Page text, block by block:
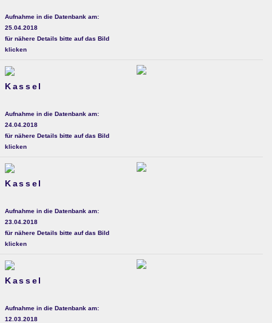
Aufnahme in die Datenbank am:
25.04.2018
für nähere Details bitte auf das Bild
klicken
Kassel
Aufnahme in die Datenbank am:
24.04.2018
für nähere Details bitte auf das Bild
klicken
Kassel
Aufnahme in die Datenbank am:
23.04.2018
für nähere Details bitte auf das Bild
klicken
Kassel
Aufnahme in die Datenbank am:
12.03.2018